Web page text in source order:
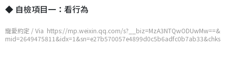
◆ 自檢項目一：看行為
寵愛約定 / Via https://mp.weixin.qq.com/s?__biz=MzA3NTQwODUwMw==&
mid=2649475811&idx=1&sn=e27b570057e4899d0c5b6adfc0b7ab33&chks